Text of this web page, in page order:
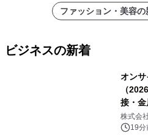
ファッション・美容
ビジネスの新着
オン
（
接・
メント
表
株式会
19分